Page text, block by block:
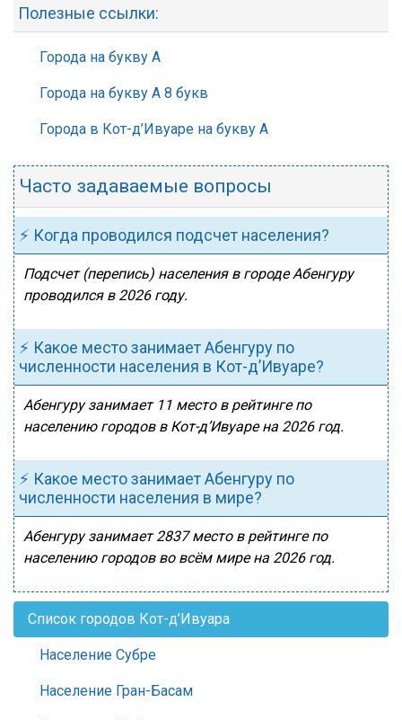
Полезные ссылки:
Города на букву А
Города на букву А 8 букв
Города в Кот-д’Ивуаре на букву А
Часто задаваемые вопросы
⚡ Когда проводился подсчет населения?
Подсчет (перепись) населения в городе Абенгуру
проводился в 2026 году.
⚡ Какое место занимает Абенгуру по
численности населения в Кот-д’Ивуаре?
Абенгуру занимает 11 место в рейтинге по
населению городов в Кот-д’Ивуаре на 2026 год.
⚡ Какое место занимает Абенгуру по
численности населения в мире?
Абенгуру занимает 2837 место в рейтинге по
населению городов во всём мире на 2026 год.
Список городов Кот-д’Ивуара
Население Субре
Население Гран-Басам